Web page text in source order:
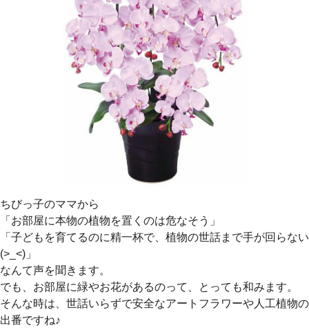
ちびっ子のママから
「お部屋に本物の植物を置くのは危なそう」
「子どもを育てるのに精一杯で、植物の世話まで手が回らない
(>_<)」
なんて声を聞きます。
でも、お部屋に緑やお花があるのって、とっても和みます。
そんな時は、世話いらずで安全なアートフラワーや人工植物の
出番ですね♪